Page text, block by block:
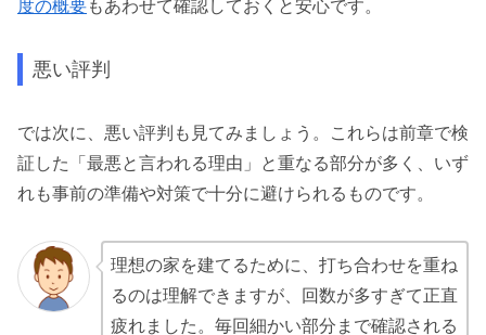
度の概要もあわせて確認しておくと安心です。
悪い評判
では次に、悪い評判も見てみましょう。これらは前章で検
証した「最悪と言われる理由」と重なる部分が多く、いず
れも事前の準備や対策で十分に避けられるものです。
理想の家を建てるために、打ち合わせを重ね
るのは理解できますが、回数が多すぎて正直
疲れました。毎回細かい部分まで確認される